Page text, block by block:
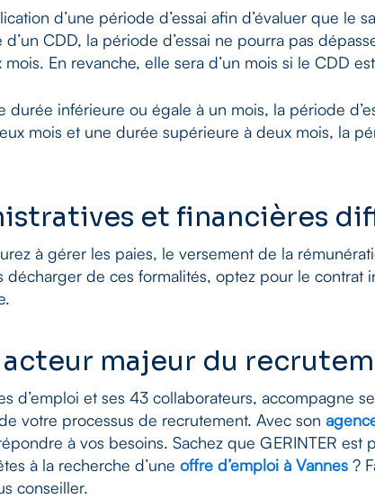
d’une période d’essai afin d’évaluer que le
CDD, la période d’essai ne pourra pas
En revanche, elle sera d’un mois si le CDD
durée inférieure ou égale à un mois, la période
mois et une durée supérieure à deux mois, la
et financières
à gérer les paies, le versement de la
décharger de ces formalités, optez pour le contrat
acteur majeur du
d’emploi et ses 43 collaborateurs, accompagne
votre processus de recrutement. Avec son
à vos besoins. Sachez que GERINTER est
à la recherche d’une offre d’emploi à Vannes ?
conseiller.